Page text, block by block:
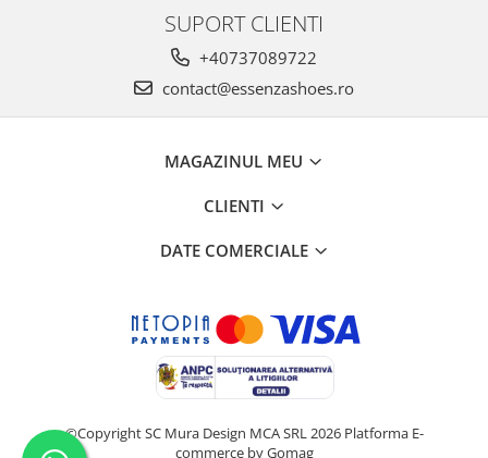
SUPORT CLIENTI
+40737089722
contact@essenzashoes.ro
MAGAZINUL MEU
CLIENTI
DATE COMERCIALE
©Copyright SC Mura Design MCA SRL 2026 Platforma E-
commerce by Gomag